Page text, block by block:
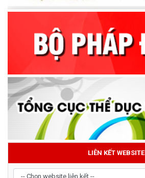
LIÊN KẾT WEBSITE